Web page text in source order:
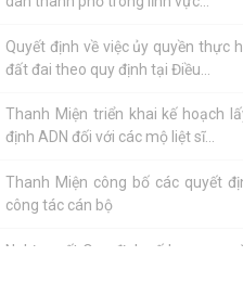
thôn hưởng phụ cấp từ ngân sách...
thứ 5 (kỳ họp thường lệ giữa năm...
tác xây dựng văn bản quy phạm...
Đảng ủy tháng 7 năm 2026